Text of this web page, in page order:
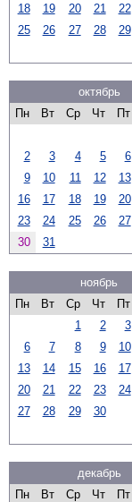
18
19 20 21 22
25
26 27 28 29
октябрь
Пн
Вт Ср Чт Пт
2
3 4 5 6
9
10 11 12 13
16
17 18 19 20
23
24 25 26 27
30
31
ноябрь
Пн
Вт Ср Чт Пт
1
2 3
6
7 8 9 10
13
14 15 16 17
20
21 22 23 24
27
28 29 30
декабрь
Пн
Вт Ср Чт Пт